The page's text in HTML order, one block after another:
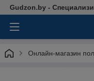
Gudzon.by -
Онлайн-магазин